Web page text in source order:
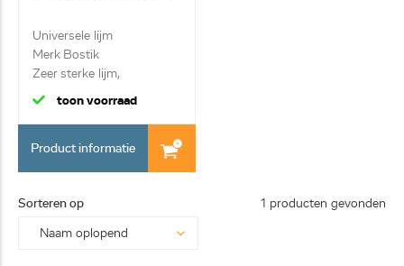
Universele lijm
Merk Bostik
Zeer sterke lijm,
acyanoarcryl...
toon voorraad
Product informatie
Sorteren op 1 producten gevonden